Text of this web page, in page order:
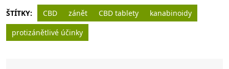
ŠTÍTKY: CBD zánět CBD tablety
kanabinoidy
protizánětlivé účinky